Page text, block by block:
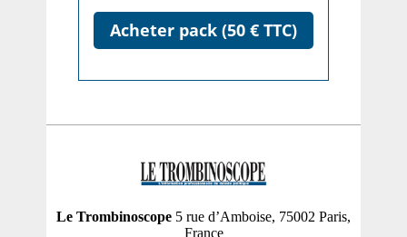
Acheter pack (50 € TTC)
Le Trombinoscope 5 rue d’Amboise, 75002 Paris,
France